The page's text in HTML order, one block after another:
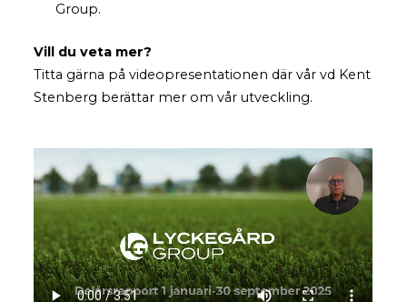
Group.
Vill du veta mer?
Titta gärna på videopresentationen där vår vd Kent
Stenberg berättar mer om vår utveckling.